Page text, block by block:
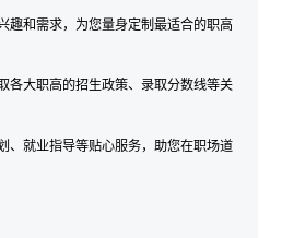
趣和需求，为您量身定制最适合的职高
各大职高的招生政策、录取分数线等关
、就业指导等贴心服务，助您在职场道